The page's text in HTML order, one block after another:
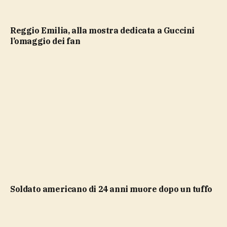
Reggio Emilia, alla mostra dedicata a Guccini
l’omaggio dei fan
soldato americano di 24 anni muore dopo un tuffo